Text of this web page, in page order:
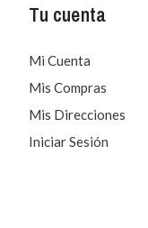
Tu cuenta
Mi Cuenta
Mis Compras
Mis Direcciones
Iniciar Sesión